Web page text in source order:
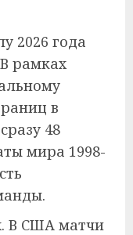
2026 года
рамках
в
48
мира 1998-
В США матчи